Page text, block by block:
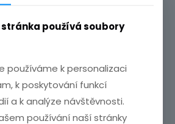
používá soubory
používáme k personalizaci
k poskytování funkcí
a k analýze návštěvnosti.
používání naší stránky